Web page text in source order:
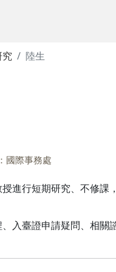
究 陸生
國際事務處
進行短期研究、不修課，
入臺證申請疑問、相關